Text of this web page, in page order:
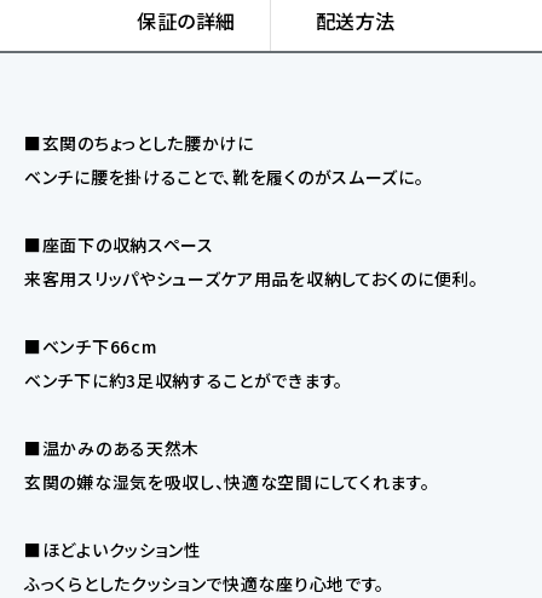
保証の詳細 配送方法
■玄関のちょっとした腰かけに
ベンチに腰を掛けることで、靴を履くのがスムーズに。
■座面下の収納スペース
来客用スリッパやシューズケア用品を収納しておくのに便利。
■ベンチ下66cm
ベンチ下に約3足収納することができます。
■温かみのある天然木
玄関の嫌な湿気を吸収し、快適な空間にしてくれます。
■ほどよいクッション性
ふっくらとしたクッションで快適な座り心地です。